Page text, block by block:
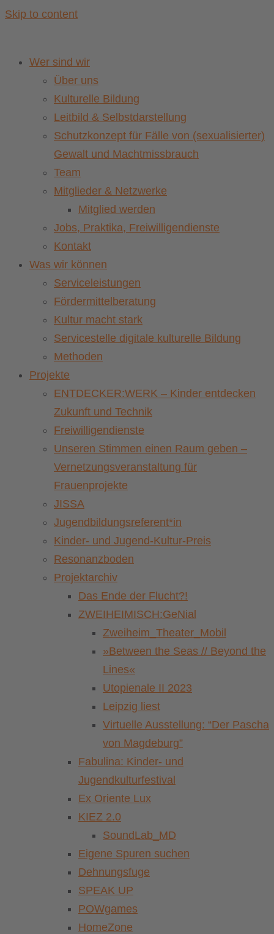
Skip to content
Wer sind wir
Über uns
Kulturelle Bildung
Leitbild & Selbstdarstellung
Schutzkonzept für Fälle von (sexualisierter)
Gewalt und Machtmissbrauch
Team
Mitglieder & Netzwerke
Mitglied werden
Jobs, Praktika, Freiwilligendienste
Kontakt
Was wir können
Serviceleistungen
Fördermittelberatung
Kultur macht stark
Servicestelle digitale kulturelle Bildung
Methoden
Projekte
ENTDECKER:WERK – Kinder entdecken
Zukunft und Technik
Freiwilligendienste
Unseren Stimmen einen Raum geben –
Vernetzungsveranstaltung für
Frauenprojekte
JISSA
Jugendbildungsreferent*in
Kinder- und Jugend-Kultur-Preis
Resonanzboden
Projektarchiv
Das Ende der Flucht?!
ZWEIHEIMISCH:GeNial
Zweiheim_Theater_Mobil
»Between the Seas // Beyond the
Lines«
Utopienale II 2023
Leipzig liest
Virtuelle Ausstellung: “Der Pascha
von Magdeburg”
Fabulina: Kinder- und
Jugendkulturfestival
Ex Oriente Lux
KIEZ 2.0
SoundLab_MD
Eigene Spuren suchen
Dehnungsfuge
SPEAK UP
POWgames
HomeZone